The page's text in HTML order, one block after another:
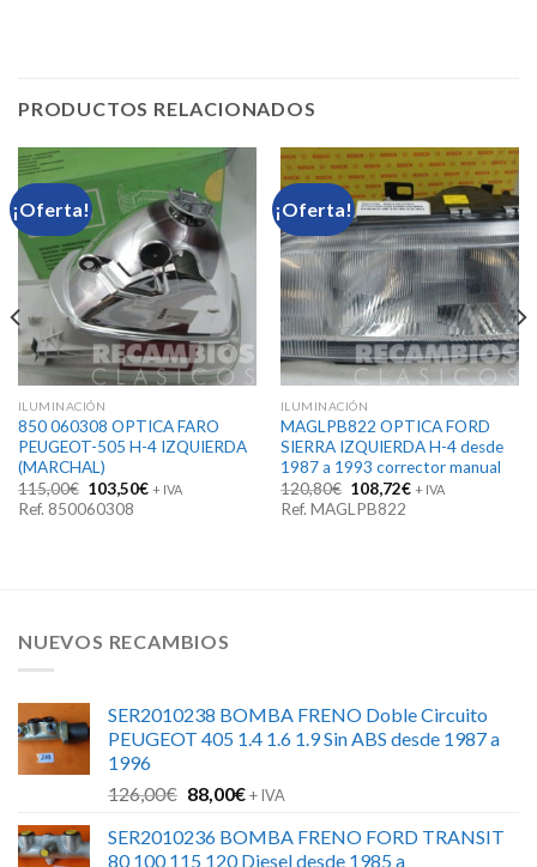
PRODUCTOS RELACIONADOS
¡Oferta!
ILUMINACIÓN
850 060308 OPTICA FARO
PEUGEOT-505 H-4 IZQUIERDA
(MARCHAL)
115,00€ El
precio
original
103,50€El+ IVA
Ref. 850060308
¡Oferta!
ILUMINACIÓN
MAGLPB822 OPTICA FORD
SIERRA IZQUIERDA H-4 desde
1987 a 1993 corrector manual
120,80€ El
precio
original
108,72€El+ IVA
Ref. MAGLPB822
NUEVOS RECAMBIOS
SER2010238 BOMBA FRENO Doble Circuito
PEUGEOT 405 1.4 1.6 1.9 Sin ABS desde 1987 a
1996
126,00€ El
original
88,00€El
actual
+ IVA
SER2010236 BOMBA FRENO FORD TRANSIT
80 100 115 120 Diesel desde 1985 a